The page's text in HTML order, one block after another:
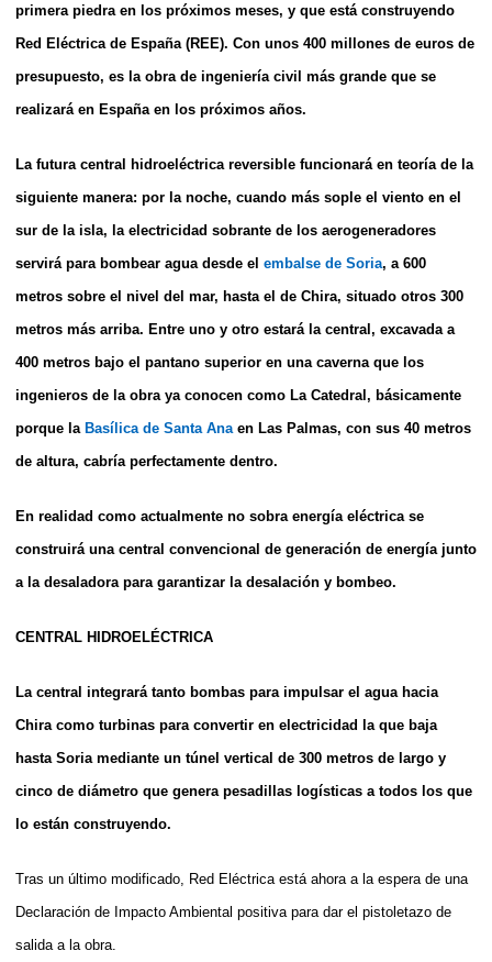
primera piedra en los próximos meses, y que está construyendo
Red Eléctrica de España (REE). Con unos 400 millones de euros de
presupuesto, es la obra de ingeniería civil más grande que se
realizará en España en los próximos años.
La futura central hidroeléctrica reversible funcionará en teoría de la
siguiente manera: por la noche, cuando más sople el viento en el
sur de la isla, la electricidad sobrante de los aerogeneradores
servirá para bombear agua desde el embalse de Soria, a 600
metros sobre el nivel del mar, hasta el de Chira, situado otros 300
metros más arriba. Entre uno y otro estará la central, excavada a
400 metros bajo el pantano superior en una caverna que los
ingenieros de la obra ya conocen como La Catedral, básicamente
porque la Basílica de Santa Ana en Las Palmas, con sus 40 metros
de altura, cabría perfectamente dentro.
En realidad como actualmente no sobra energía eléctrica se
construirá una central convencional de generación de energía junto
a la desaladora para garantizar la desalación y bombeo.
CENTRAL HIDROELÉCTRICA
La central integrará tanto bombas para impulsar el agua hacia
Chira como turbinas para convertir en electricidad la que baja
hasta Soria mediante un túnel vertical de 300 metros de largo y
cinco de diámetro que genera pesadillas logísticas a todos los que
lo están construyendo.
Tras un último modificado, Red Eléctrica está ahora a la espera de una
Declaración de Impacto Ambiental positiva para dar el pistoletazo de
salida a la obra.